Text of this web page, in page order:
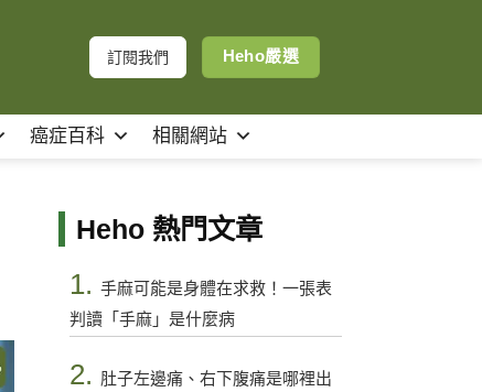
訂閱我們 Heho嚴選
癌症百科 相關網站
Heho 熱門文章
1. 手麻可能是身體在求救！一張表
判讀「手麻」是什麼病
2. 肚子左邊痛、右下腹痛是哪裡出